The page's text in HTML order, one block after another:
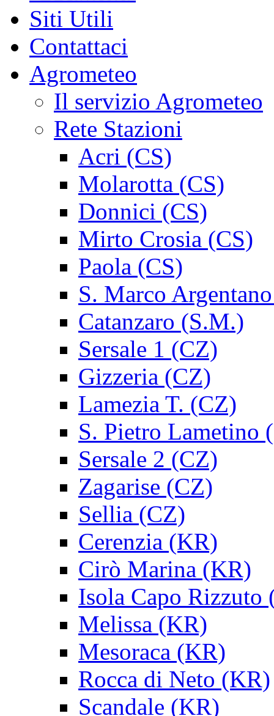
Siti Utili
Contattaci
Agrometeo
Il servizio Agrometeo
Rete Stazioni
Acri (CS)
Molarotta (CS)
Donnici (CS)
Mirto Crosia (CS)
Paola (CS)
S. Marco
Catanzaro (S.M.)
Sersale 1 (CZ)
Gizzeria (CZ)
Lamezia T. (CZ)
S. Pietro Lametino
Sersale 2 (CZ)
Zagarise (CZ)
Sellia (CZ)
Cerenzia (KR)
Cirò Marina (KR)
Isola Capo Rizzuto
Melissa (KR)
Mesoraca (KR)
Rocca di Neto (KR)
Scandale (KR)